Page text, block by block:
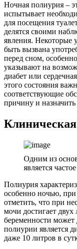
Ночная полиурия –
испытывает
для посещения
делятся своими
явления. Некоторые
быть вызвана
перед сном,
указывают на
диабет или
этого состояния
соответствующие
причину и
Одним из
является
Полиурия
особенно ночью,
отметить, что при
мочи достигает
беременности может
полиурии является
даже 10 литров в